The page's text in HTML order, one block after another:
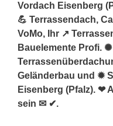
Vordach Eisenberg
💪 Terrassendach,
VoMo, Ihr ↗️
Bauelemente Profi.
Geländerbau und ✹
Eisenberg (Pfalz). ❤
sein ✉ ✔.